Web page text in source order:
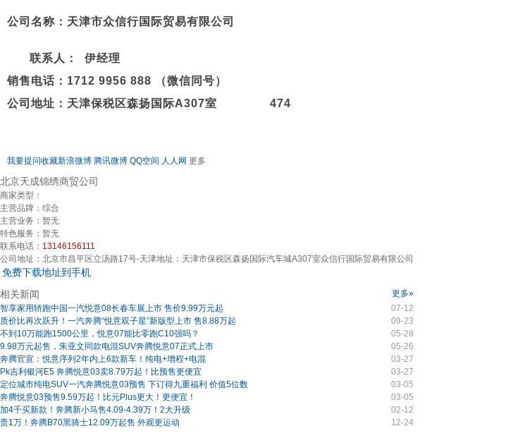
公司名称： 天津市众信行国际贸易有限公司
联系人： 伊经理
销售电话：1712 9956 888 （微信同号）
公司地址： 天津保税区森扬国际A307室 474
我要提问收藏新浪微博 腾讯微博 QQ空间 人人网 更多
北京天成锦绣商贸公司
商家类型：
主营品牌： 综合
主营业务： 暂无
特色服务： 暂无
联系电话： 13146156111
公司地址： 北京市昌平区立汤路17号-天津地址：天津市保税区森扬国际汽车城A307室众信行国际贸易有限公司
免费下载地址到手机
更多»
相关新闻
07-12
智享家用轿跑中国一汽悦意08长春车展上市 售价9.99万元起
09-23
质价比再次跃升！一汽奔腾“悦意双子星”新版型上市 售8.88万起
05-28
不到10万能跑1500公里，悦意07能比零跑C10强吗？
05-26
9.98万元起售，朱亚文同款电混SUV奔腾悦意07正式上市
03-27
奔腾官宣：悦意序列2年内上6款新车！纯电+增程+电混
03-27
Pk吉利银河E5 奔腾悦意03卖8.79万起！比预售更便宜
03-05
定位城市纯电SUV一汽奔腾悦意03预售 下订得九重福利 价值5位数
03-05
奔腾悦意03预售9.59万起！比元Plus更大！更便宜！
02-12
加4千买新款！奔腾新小马售4.09-4.39万！2大升级
12-24
贵1万！奔腾B70黑骑士12.09万起售 外观更运动